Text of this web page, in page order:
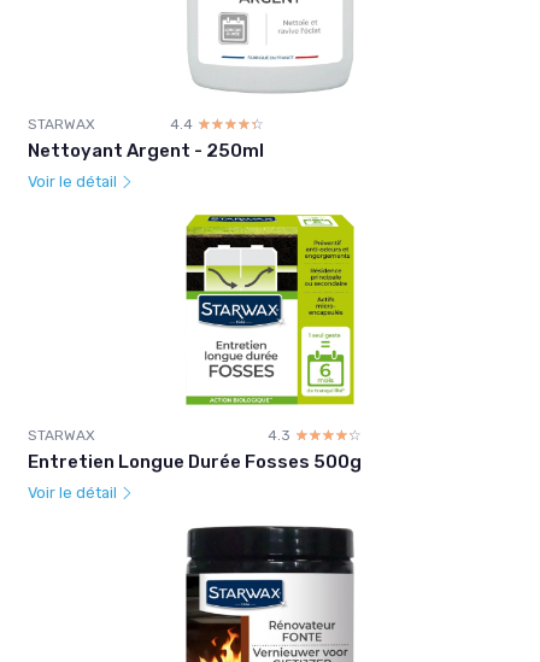
STARWAX 4.4 ☆☆☆☆☆
★★★★★
Nettoyant Argent - 250ml
Voir le détail
STARWAX 4.3 ☆☆☆☆☆
★★★★★
Entretien Longue Durée Fosses 500g
Voir le détail